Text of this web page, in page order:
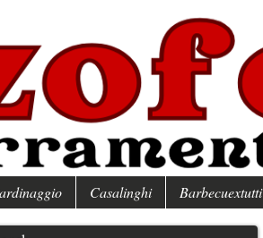
Casalinghi Barbecuextutti